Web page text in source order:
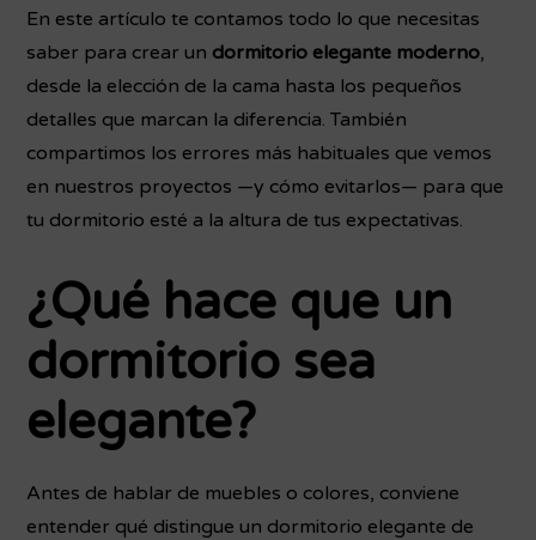
En este artículo te contamos todo lo que necesitas
saber para crear un dormitorio elegante moderno,
desde la elección de la cama hasta los pequeños
detalles que marcan la diferencia. También
compartimos los errores más habituales que vemos
en nuestros proyectos —y cómo evitarlos— para que
tu dormitorio esté a la altura de tus expectativas.
¿Qué hace que un
dormitorio sea
elegante?
Antes de hablar de muebles o colores, conviene
entender qué distingue un dormitorio elegante de